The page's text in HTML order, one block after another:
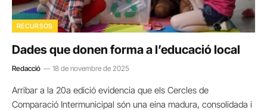
RECURSOS
Dades que donen forma a l’educació local
Redacció 18 de novembre de 2025
Arribar a la 20a edició evidencia que els Cercles de
Comparació Intermunicipal són una eina madura, consolidada i